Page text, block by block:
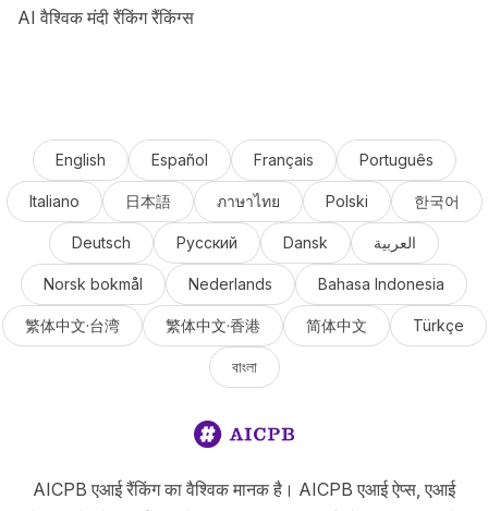
AI वैश्विक मंदी रैंकिंग रैंकिंग्स
English Español Français Português
Italiano 日本語 ภาษาไทย Polski 한국어
Deutsch Русский Dansk العربية
Norsk bokmål Nederlands Bahasa Indonesia
繁体中文·台湾 繁体中文·香港 简体中文 Türkçe
বাংলা
AICPB एआई रैंकिंग का वैश्विक मानक है। AICPB एआई ऐप्स, एआई